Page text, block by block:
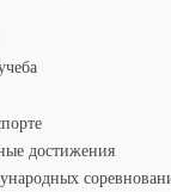
достижения